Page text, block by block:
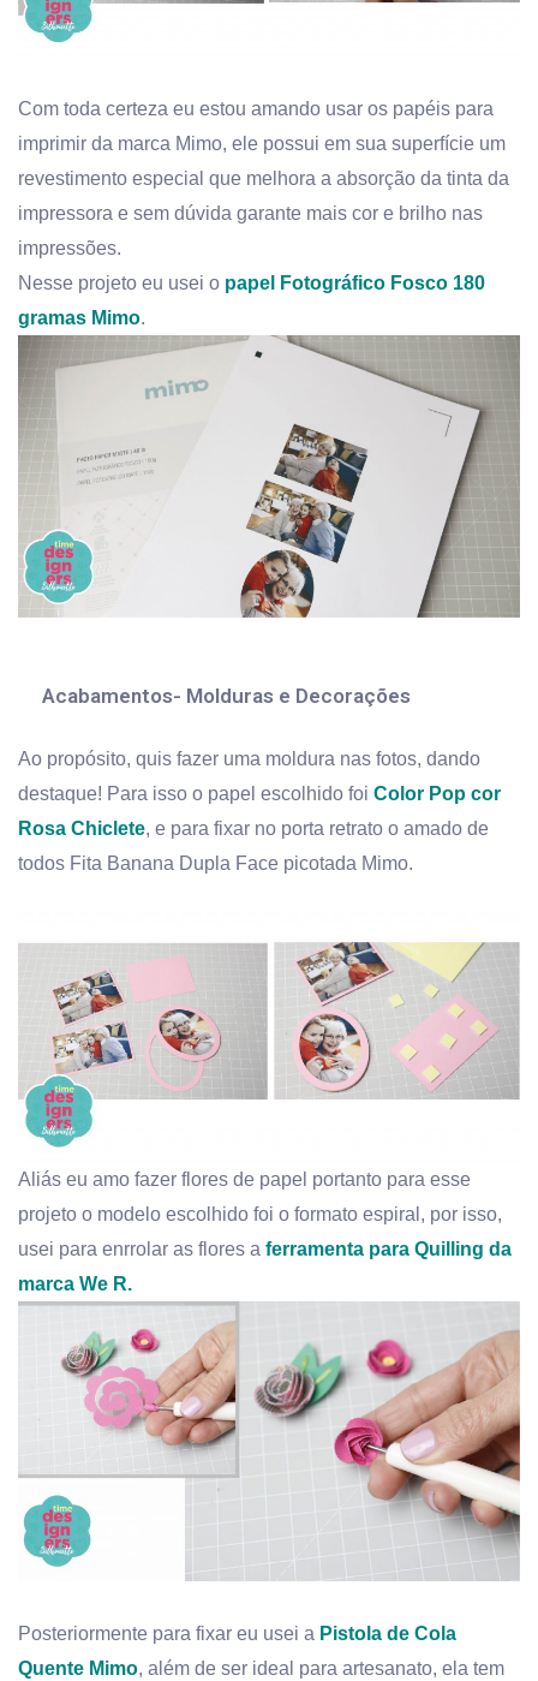
Com toda certeza eu estou amando usar os papéis para
imprimir da marca Mimo, ele possui em sua superfície um
revestimento especial que melhora a absorção da tinta da
impressora e sem dúvida garante mais cor e brilho nas
impressões.
Nesse projeto eu usei o papel Fotográfico Fosco 180
gramas Mimo.
Acabamentos- Molduras e Decorações
Ao propósito, quis fazer uma moldura nas fotos, dando
destaque! Para isso o papel escolhido foi Color Pop cor
Rosa Chiclete, e para fixar no porta retrato o amado de
todos Fita Banana Dupla Face picotada Mimo.
Aliás eu amo fazer flores de papel portanto para esse
projeto o modelo escolhido foi o formato espiral, por isso,
usei para enrrolar as flores a ferramenta para Quilling da
marca We R.
Posteriormente para fixar eu usei a Pistola de Cola
Quente Mimo, além de ser ideal para artesanato, ela tem